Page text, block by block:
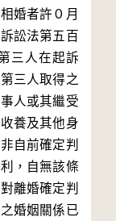
婚者許０月
訟法第五百
三人在起訴
三人取得之
人或其繼受
養及其他身
自前確定判
，自無該條
離婚確定判
婚姻關係已